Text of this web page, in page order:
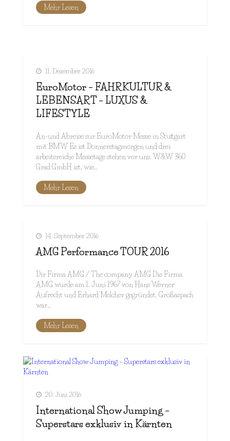
Mehr Lesen
11. Dezember 2016
EuroMotor – FAHRKULTUR &
LEBENSART – LUXUS &
LIFESTYLE
An-und Abreise zur EuroMotor Messe in Stuttgart
mit BMW Es ist Donnerstagmorgen und drei
arbeitsreiche Messetage stehen vor uns. W&W 360
Grad GmbH ist, wie…
Mehr Lesen
14. September 2016
AMG Performance TOUR 2016
Dir Firma AMG / The company AMG Die Firma
AMG wurde am 1. Juni 1967 von Hans Werner
Aufrecht und Erhard Melcher gegründet. Großaspach
war…
Mehr Lesen
20. Juni 2016
International Show Jumping –
Superstars exklusiv in Kärnten